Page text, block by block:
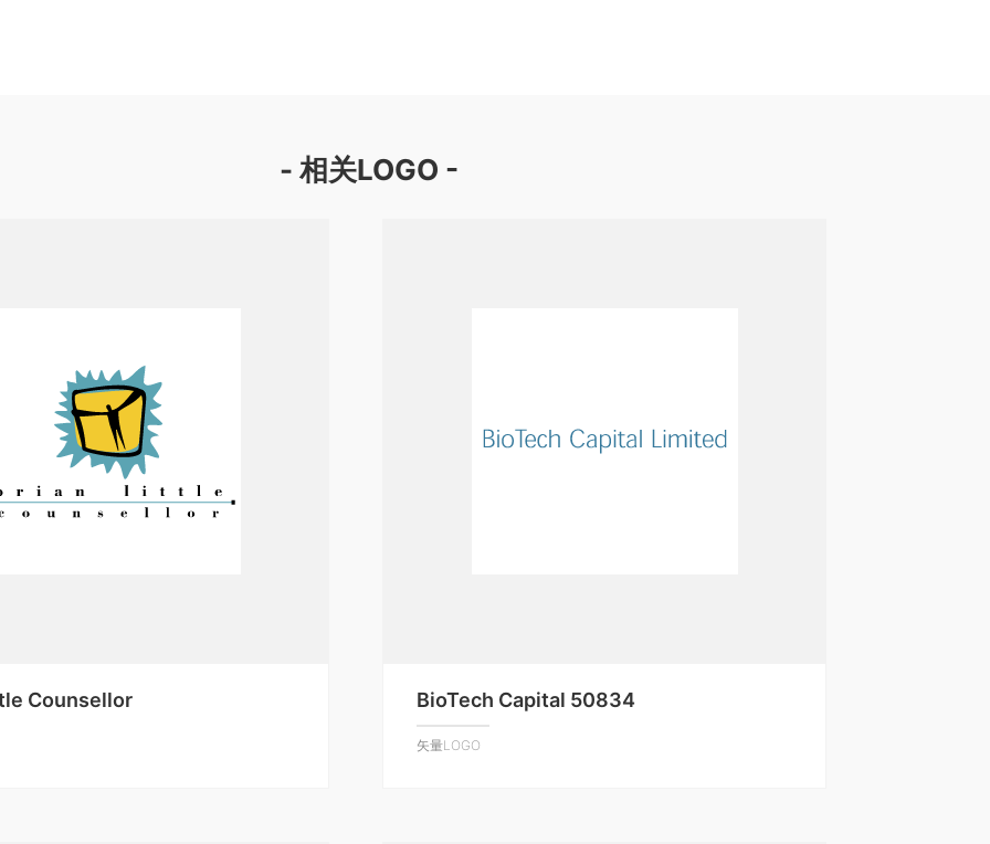
- 相关LOGO -
Counsellor BioTech Capital 50834
矢量LOGO